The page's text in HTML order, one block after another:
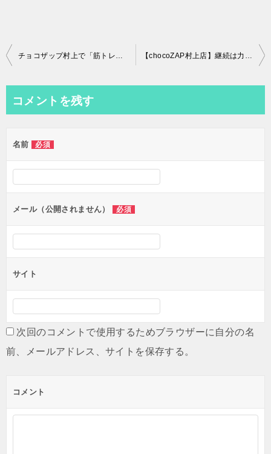
投
ビ
ー
シ
ン
チョコザップ村上で「筋トレ」解説！内臓脂肪の落とし方 【chocoZAP村上店】継続は力なり！35回目のトレーニングに行ってきました！
コメントを残す
名前 必須
メール（公開されません） 必須
サイト
次回のコメントで使用するためブラウザーに自分の名
前、メールアドレス、サイトを保存する。
コメント